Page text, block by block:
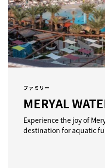
ファミリー
MERYAL
Experience the joy of
destination for aquatic